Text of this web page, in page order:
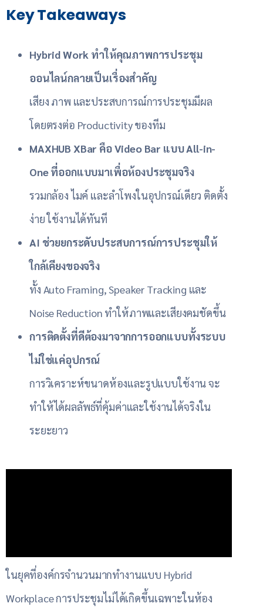
Key Takeaways
Hybrid Work ทำให้คุณภาพการประชุม
ออนไลน์กลายเป็นเรื่องสำคัญ
เสียง ภาพ และประสบการณ์การประชุมมีผล
โดยตรงต่อ Productivity ของทีม
MAXHUB XBar คือ Video Bar แบบ All-in-
One ที่ออกแบบมาเพื่อห้องประชุมจริง
รวมกล้อง ไมค์ และลำโพงในอุปกรณ์เดียว ติดตั้ง
ง่าย ใช้งานได้ทันที
AI ช่วยยกระดับประสบการณ์การประชุมให้
ใกล้เคียงของจริง
ทั้ง Auto Framing, Speaker Tracking และ
Noise Reduction ทำให้ภาพและเสียงคมชัดขึ้น
การติดตั้งที่ดีต้องมาจากการออกแบบทั้งระบบ
ไม่ใช่แค่อุปกรณ์
การวิเคราะห์ขนาดห้องและรูปแบบใช้งาน จะ
ทำให้ได้ผลลัพธ์ที่คุ้มค่าและใช้งานได้จริงใน
ระยะยาว
ในยุคที่องค์กรจำนวนมากทำงานแบบ Hybrid
Workplace การประชุมไม่ได้เกิดขึ้นเฉพาะในห้อง